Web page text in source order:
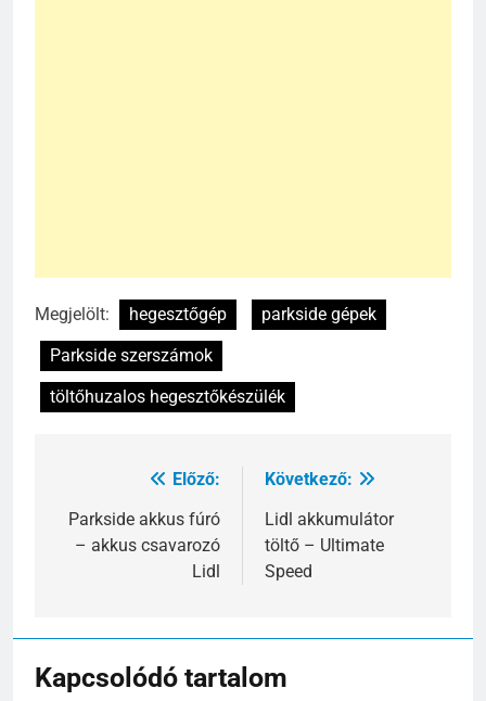
Megjelölt: hegesztőgép
parkside gépek
Parkside szerszámok
töltőhuzalos hegesztőkészülék
Bejegyzés
navigáció
Előző:
Parkside akkus fúró
– akkus csavarozó
Lidl
Következő:
Lidl akkumulátor
töltő – Ultimate
Speed
Kapcsolódó tartalom